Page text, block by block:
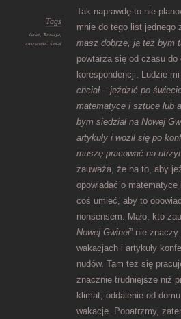
Tags
teraz, Tunezja,
zrozumieć świat
Tak naprawdę to nie
mnie do tego list jednego
masz dobrze, ja też bym
powtarza się od czasu do
korespondencji. Ludzie mi
chciał – jeździć po
matematyce i sztuce lub
bym siedział na Nowej
artykuły i woził się po
muszę pracować na
zauważa, że na to, aby
opowiadać o
coś umieć, aby to
nonsensem. Mało, kto
Nowej Gwinei” nie
wakacjach i artykuły
nudów. Tam też się
znacznie trudniejsze niż
klimat, oddalenie od
wakacje. Popatrzmy,